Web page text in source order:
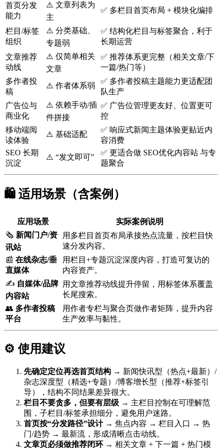
首页分发
能力
⚠️ 文章列表为
主
✅ 多栏目首页布局 + 模块化编排
栏目/标签
组织
⚠️ 分类基础、
专题弱
✅ 结构化栏目与标签聚合，利于
长期运营
文章推荐
动线
⚠️ 仅简单相关
文章
✅ 推荐体系更完整（相关文章/下
一篇/热门等）
多作者投
稿
⚠️ 作者体系弱
✅ 多作者投稿主题能力更适配团
队生产
广告位与
商业化
⚠️ 依赖手动/插
件拼接
✅ 广告位管理更友好、位置更可
控
移动端阅
读体验
⚠️ 基础适配
✅ 响应式新闻主题体验更贴近内
容消费
SEO 长期
沉淀
⚠️ “发文即可”
✅ 更适合做 SEO优化内容站 与专
题聚合
🛍️ 适用场景（含案例）
应用场景
实际案例说明
🗞️ 新闻门户/资
讯站
用多栏目首页布局承接热点流量，按栏目快
速分发内容。
📰 在线杂志/垂
直媒体
用栏目+专题沉淀深度内容，打造可复访的
内容资产。
✍️ 自媒体/品牌
内容站
用文章推荐动线提升停留，用标签体系覆盖
长尾搜索。
👥 多作者投稿
平台
用作者专栏与聚合页做作者矩阵，提升内容
生产效率与黏性。
⚙️ 使用建议
先确定定位再选首页结构 → 新闻快讯型（热点+最新）/
杂志深度型（精选+专题）/博客增长型（推荐+标签引
导），结构不同结果差异很大。
栏目不要贪多，但要有层级 → 主栏目控制在可理解范
围，子栏目/标签承担细分，避免用户迷路。
首页按“分发路径”设计→ 焦点内容 → 栏目入口 → 热
门/趋势 → 最新流，形成清晰点击动线。
文章页必须做推荐闭环 → 相关文章 + 下一篇 + 热门模